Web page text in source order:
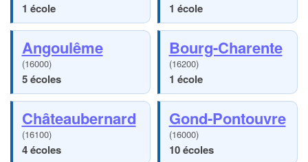
1 école 1 école
Angoulême
(16000)
5 écoles
Bourg-Charente
(16200)
1 école
Châteaubernard
(16100)
4 écoles
Gond-Pontouvre
(16000)
10 écoles